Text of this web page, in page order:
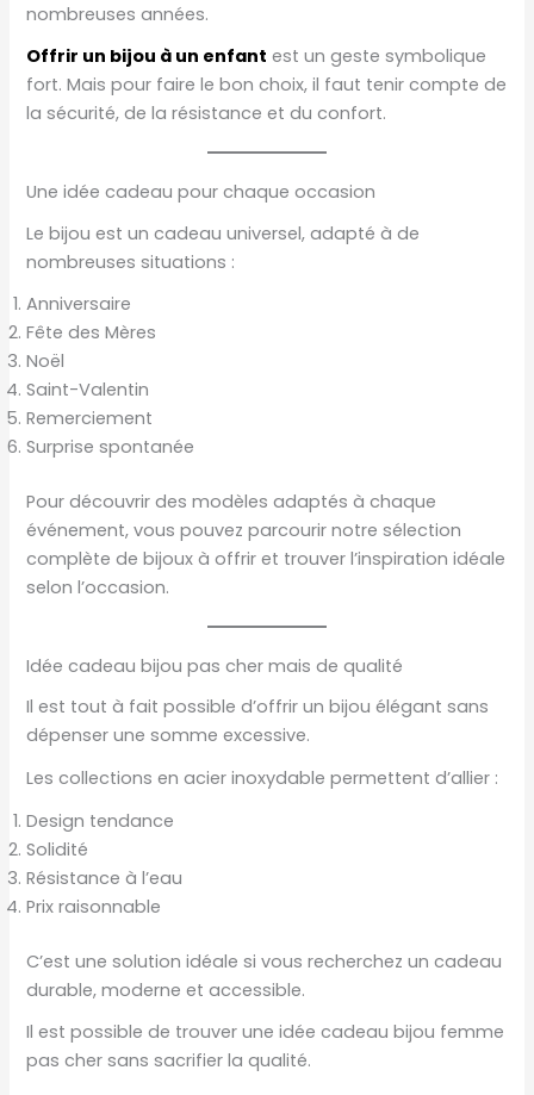
nombreuses années.
Offrir un bijou à un enfant est un geste symbolique
fort. Mais pour faire le bon choix, il faut tenir compte de
la sécurité, de la résistance et du confort.
Une idée cadeau pour chaque occasion
Le bijou est un cadeau universel, adapté à de
nombreuses situations :
Anniversaire
Fête des Mères
Noël
Saint-Valentin
Remerciement
Surprise spontanée
Pour découvrir des modèles adaptés à chaque
événement, vous pouvez parcourir notre sélection
complète de bijoux à offrir et trouver l’inspiration idéale
selon l’occasion.
Idée cadeau bijou pas cher mais de qualité
Il est tout à fait possible d’offrir un bijou élégant sans
dépenser une somme excessive.
Les collections en acier inoxydable permettent d’allier :
Design tendance
Solidité
Résistance à l’eau
Prix raisonnable
C’est une solution idéale si vous recherchez un cadeau
durable, moderne et accessible.
Il est possible de trouver une idée cadeau bijou femme
pas cher sans sacrifier la qualité.